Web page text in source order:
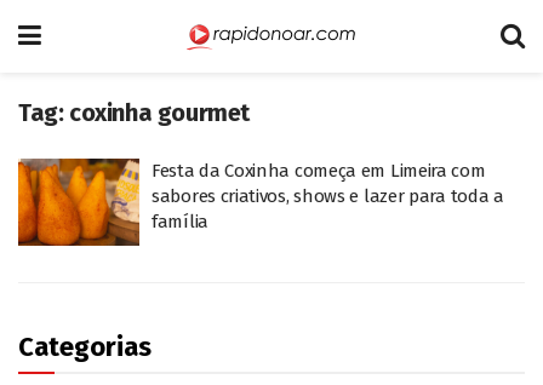
Tag: coxinha gourmet
Festa da Coxinha começa em Limeira com
sabores criativos, shows e lazer para toda a
família
Categorias